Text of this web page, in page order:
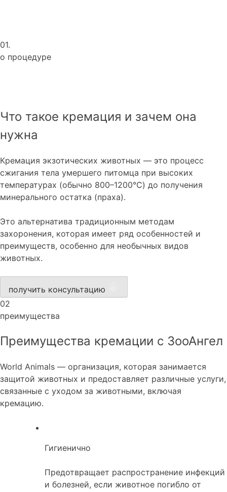
01.
о процедуре
Что такое кремация и зачем она
нужна
Кремация экзотических животных — это процесс
сжигания тела умершего питомца при высоких
температурах (обычно 800–1200°C) до получения
минерального остатка (праха).
Это альтернатива традиционным методам
захоронения, которая имеет ряд особенностей и
преимуществ, особенно для необычных видов
животных.
получить консультацию
02
преимущества
Преимущества кремации с ЗооАнгел
World Animals — организация, которая занимается
защитой животных и предоставляет различные услуги,
связанные с уходом за животными, включая
кремацию.
Гигиенично
Предотвращает распространение инфекций
и болезней, если животное погибло от